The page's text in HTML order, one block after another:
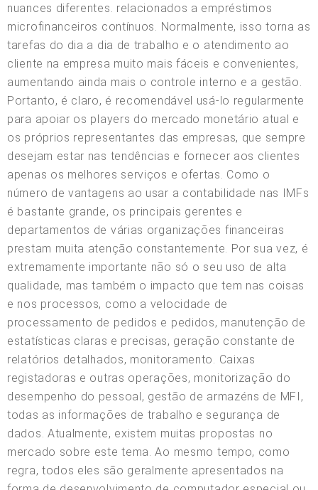
nuances diferentes. relacionados a empréstimos
microfinanceiros contínuos. Normalmente, isso torna as
tarefas do dia a dia de trabalho e o atendimento ao
cliente na empresa muito mais fáceis e convenientes,
aumentando ainda mais o controle interno e a gestão.
Portanto, é claro, é recomendável usá-lo regularmente
para apoiar os players do mercado monetário atual e
os próprios representantes das empresas, que sempre
desejam estar nas tendências e fornecer aos clientes
apenas os melhores serviços e ofertas. Como o
número de vantagens ao usar a contabilidade nas IMFs
é bastante grande, os principais gerentes e
departamentos de várias organizações financeiras
prestam muita atenção constantemente. Por sua vez, é
extremamente importante não só o seu uso de alta
qualidade, mas também o impacto que tem nas coisas
e nos processos, como a velocidade de
processamento de pedidos e pedidos, manutenção de
estatísticas claras e precisas, geração constante de
relatórios detalhados, monitoramento. Caixas
registadoras e outras operações, monitorização do
desempenho do pessoal, gestão de armazéns de MFI,
todas as informações de trabalho e segurança de
dados. Atualmente, existem muitas propostas no
mercado sobre este tema. Ao mesmo tempo, como
regra, todos eles são geralmente apresentados na